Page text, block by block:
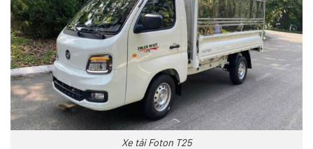
Xe tải Foton T25